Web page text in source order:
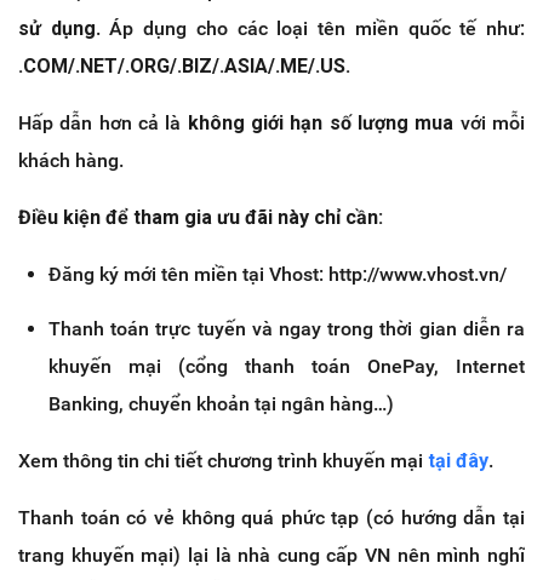
sử dụng. Áp dụng cho các loại tên miền quốc tế như:
.COM/.NET/.ORG/.BIZ/.ASIA/.ME/.US.
Hấp dẫn hơn cả là không giới hạn số lượng mua với mỗi
khách hàng.
Điều kiện để tham gia ưu đãi này chỉ cần:
Đăng ký mới tên miền tại Vhost: http://www.vhost.vn/
Thanh toán trực tuyến và ngay trong thời gian diễn ra
khuyến mại (cổng thanh toán OnePay, Internet
Banking, chuyển khoản tại ngân hàng…)
Xem thông tin chi tiết chương trình khuyến mại tại đây.
Thanh toán có vẻ không quá phức tạp (có hướng dẫn tại
trang khuyến mại) lại là nhà cung cấp VN nên mình nghĩ